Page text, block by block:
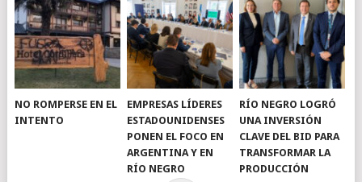
NO ROMPERSE EN EL
INTENTO
EMPRESAS LÍDERES
ESTADOUNIDENSES
PONEN EL FOCO EN
ARGENTINA Y EN
RÍO NEGRO
RÍO NEGRO LOGRÓ
UNA INVERSIÓN
CLAVE DEL BID PARA
TRANSFORMAR LA
PRODUCCIÓN